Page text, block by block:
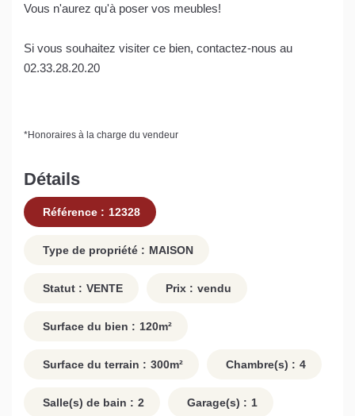
Vous n'aurez qu'à poser vos meubles!
Si vous souhaitez visiter ce bien, contactez-nous au
02.33.28.20.20
*Honoraires à la charge du vendeur
Détails
Référence : 12328
Type de propriété : MAISON
Statut : VENTE Prix : vendu
Surface du bien : 120m²
Surface du terrain : 300m² Chambre(s) : 4
Salle(s) de bain : 2 Garage(s) : 1